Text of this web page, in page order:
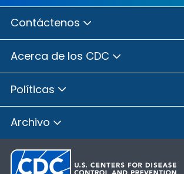
Contáctenos
Acerca de los CDC
Políticas
Archivo